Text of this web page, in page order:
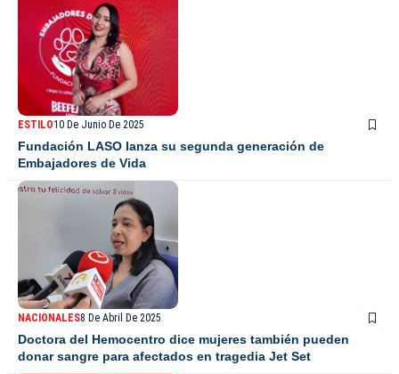
ESTILO10 De Junio De 2025
Fundación LASO lanza su segunda generación de
Embajadores de Vida
NACIONALES8 De Abril De 2025
Doctora del Hemocentro dice mujeres también pueden
donar sangre para afectados en tragedia Jet Set